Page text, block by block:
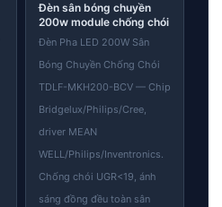
Đèn sân bóng chuyền
200w module chống chói
Đèn Pha LED 200W Sân
Bóng Chuyền Chống Chói
TDLF-MKH200-BCV — Chip
Bridgelux/Philips/Cree,
driver MEAN
WELL/Philips/Inventronics.
Chống chói UGR<19, ánh
sáng đồng đều toàn sân